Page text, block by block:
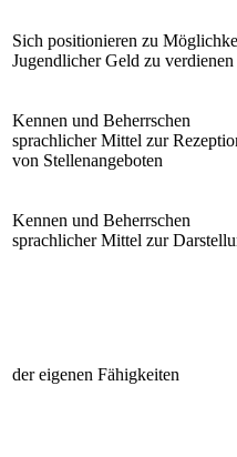
Sich positionieren zu
Jugendlicher Geld zu verdienen
Kennen und Beherrschen
sprachlicher Mittel zur
von Stellenangeboten
Kennen und Beherrschen
sprachlicher Mittel zur
der eigenen Fähigkeiten